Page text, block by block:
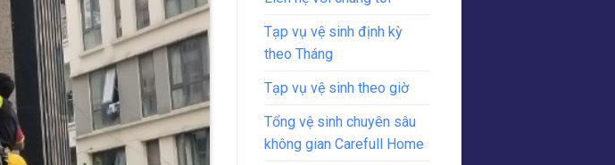
Tạp vụ vệ sinh định kỳ
theo Tháng
Tạp vụ vệ sinh theo giờ
Tổng vệ sinh chuyên sâu
không gian Carefull Home